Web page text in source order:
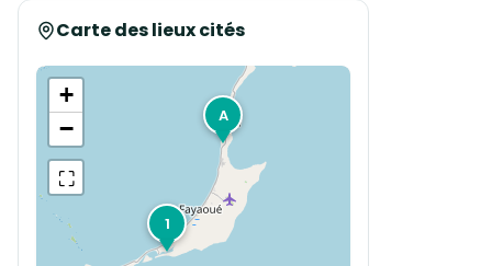
Carte des lieux cités
1
A
+
−
⛶